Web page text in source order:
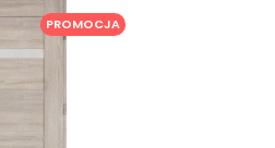
PROMOCJA